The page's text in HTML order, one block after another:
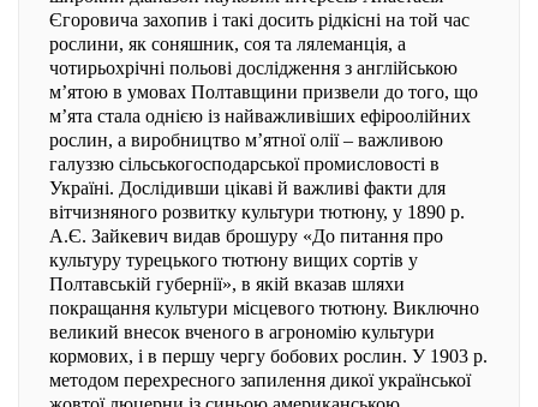
Єгоровича захопив і такі досить рідкісні на той час
рослини, як соняшник, соя та лялеманція, а
чотирьохрічні польові дослідження з англійською
м’ятою в умовах Полтавщини призвели до того, що
м’ята стала однією із найважливіших ефіроолійних
рослин, а виробництво м’ятної олії – важливою
галуззю сільськогосподарської промисловості в
Україні. Дослідивши цікаві й важливі факти для
вітчизняного розвитку культури тютюну, у 1890 р.
А.Є. Зайкевич видав брошуру «До питання про
культуру турецького тютюну вищих сортів у
Полтавській губернії», в якій вказав шляхи
покращання культури місцевого тютюну. Виключно
великий внесок вченого в агрономію культури
кормових, і в першу чергу бобових рослин. У 1903 р.
методом перехресного запилення дикої української